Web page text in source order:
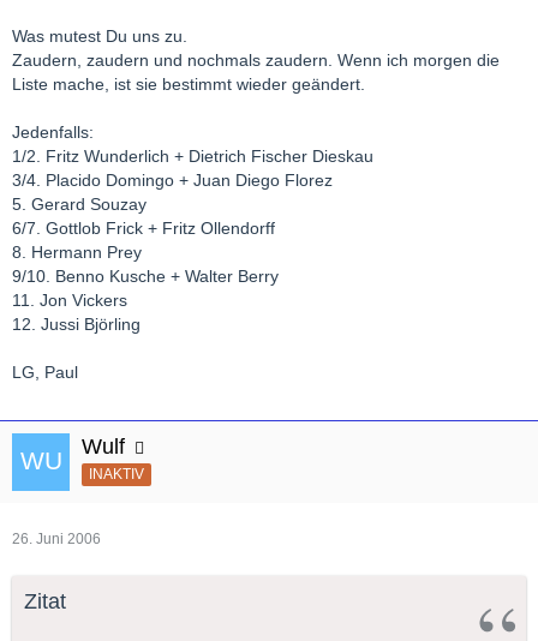
Was mutest Du uns zu.
Zaudern, zaudern und nochmals zaudern. Wenn ich morgen die
Liste mache, ist sie bestimmt wieder geändert.
Jedenfalls:
1/2. Fritz Wunderlich + Dietrich Fischer Dieskau
3/4. Placido Domingo + Juan Diego Florez
5. Gerard Souzay
6/7. Gottlob Frick + Fritz Ollendorff
8. Hermann Prey
9/10. Benno Kusche + Walter Berry
11. Jon Vickers
12. Jussi Björling
LG, Paul
Wulf
INAKTIV
26. Juni 2006
Zitat